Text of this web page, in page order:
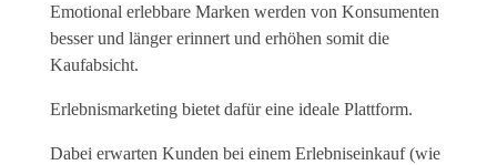
Emotional erlebbare Marken werden von Konsumenten
besser und länger erinnert und erhöhen somit die
Kaufabsicht.
Erlebnismarketing bietet dafür eine ideale Plattform.
Dabei erwarten Kunden bei einem Erlebniseinkauf (wie